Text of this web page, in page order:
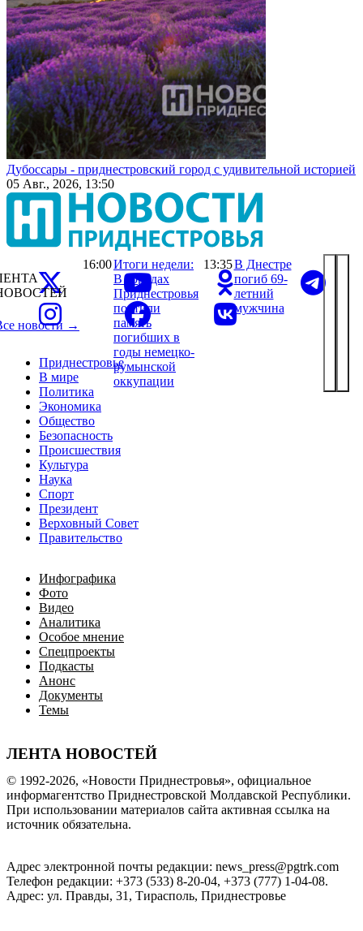
Дубоссары - приднестровский город с удивительной историей
05 Авг., 2026, 13:50
Приднестровье
В мире
Политика
Экономика
Общество
Безопасность
Происшествия
Культура
Наука
Спорт
Президент
Верховный Совет
Правительство
Инфографика
Фото
Видео
Аналитика
Особое мнение
Спецпроекты
Подкасты
Анонс
Документы
Темы
ЛЕНТА НОВОСТЕЙ
новости →
16:00Итоги недели:
В городах
Приднестровья
почтили
память
погибших в
годы немецко-
румынской
оккупации
13:35В Днестре
погиб 69-
летний
мужчина
© 1992-2026, «Новости Приднестровья», официальное
информагентство Приднестровской Молдавской Республики.
При использовании материалов сайта активная ссылка на
источник обязательна.
Адрес электронной почты редакции: news_press@pgtrk.com
Телефон редакции: +373 (533) 8-20-04, +373 (777) 1-04-08.
Адрес: ул. Правды, 31, Тирасполь, Приднестровье